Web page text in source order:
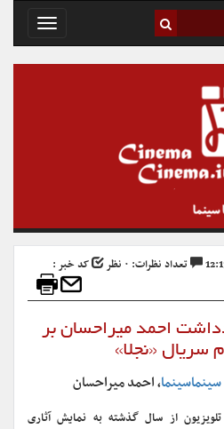
Toggle
تعداد نظرات: ۰ نظر
کد خبر :
احمد میراحسان بر
«نجلا»
سینماسینما، احمد میراحسان
تلویزیون از سال گذشته به نمایش آثاری